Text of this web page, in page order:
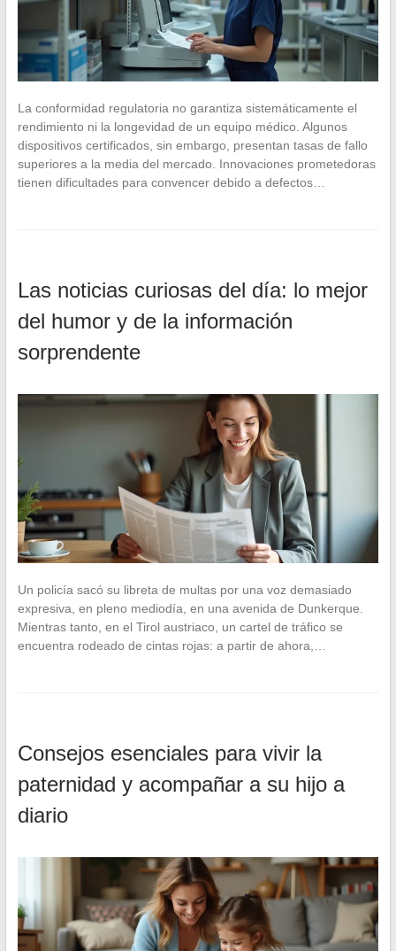
La conformidad regulatoria no garantiza sistemáticamente el
rendimiento ni la longevidad de un equipo médico. Algunos
dispositivos certificados, sin embargo, presentan tasas de fallo
superiores a la media del mercado. Innovaciones prometedoras
tienen dificultades para convencer debido a defectos…
Las noticias curiosas del día: lo mejor
del humor y de la información
sorprendente
Un policía sacó su libreta de multas por una voz demasiado
expresiva, en pleno mediodía, en una avenida de Dunkerque.
Mientras tanto, en el Tirol austriaco, un cartel de tráfico se
encuentra rodeado de cintas rojas: a partir de ahora,…
Consejos esenciales para vivir la
paternidad y acompañar a su hijo a
diario